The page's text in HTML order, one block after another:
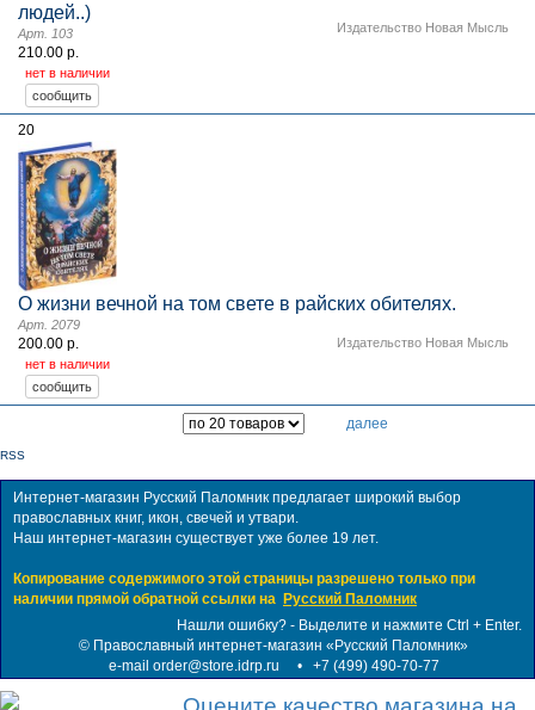
людей..)
Издательство Новая Мысль
Арт. 103
210.00 р.
нет в наличии
20
О жизни вечной на том свете в райских обителях.
Издательство Новая Мысль
Арт. 2079
200.00 р.
нет в наличии
далее
RSS
Интернет-магазин Русский Паломник предлагает широкий выбор
православных книг, икон, свечей и утвари.
Наш интернет-магазин существует уже более 19 лет.
Копирование содержимого этой страницы разрешено только при
наличии прямой обратной ссылки на Русский Паломник
Нашли ошибку? - Выделите и нажмите Ctrl + Enter.
© Православный интернет-магазин «Русский Паломник»
e-mail order@store.idrp.ru • +7 (499) 490-70-77